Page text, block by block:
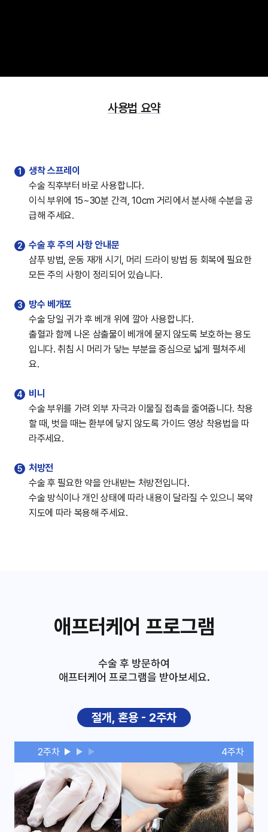
사용법 요약
생착 스프레이
수술 직후부터 바로 사용합니다.
이식 부위에 15~30분 간격, 10cm 거리에서 분사해 수분을 공
급해 주세요.
수술 후 주의 사항 안내문
샴푸 방법, 운동 재개 시기, 머리 드라이 방법 등 회복에 필요한
모든 주의 사항이 정리되어 있습니다.
방수 베개포
수술 당일 귀가 후 베개 위에 깔아 사용합니다.
출혈과 함께 나온 삼출물이 베개에 묻지 않도록 보호하는 용도
입니다. 취침 시 머리가 닿는 부분을 중심으로 넓게 펼쳐주세
요.
비니
수술 부위를 가려 외부 자극과 이물질 접촉을 줄여줍니다. 착용
할 때, 벗을 때는 환부에 닿지 않도록 가이드 영상 착용법을 따
라주세요.
처방전
수술 후 필요한 약을 안내받는 처방전입니다.
수술 방식이나 개인 상태에 따라 내용이 달라질 수 있으니 복약
지도에 따라 복용해 주세요.
애프터케어 프로그램
수술 후 방문하여
애프터케어 프로그램을 받아보세요.
절개, 혼용 - 2주차
2주차 4주차